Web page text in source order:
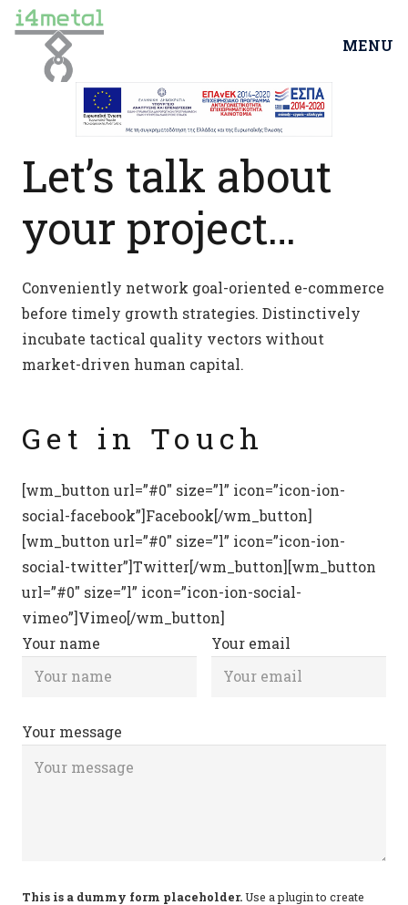
MENU
Let’s talk about
your project…
Conveniently network goal-oriented e-commerce
before timely growth strategies. Distinctively
incubate tactical quality vectors without
market-driven human capital.
Get in Touch
[wm_button url=”#0″ size=”l” icon=”icon-ion-
social-facebook”]Facebook[/wm_button]
[wm_button url=”#0″ size=”l” icon=”icon-ion-
social-twitter”]Twitter[/wm_button][wm_button
url=”#0″ size=”l” icon=”icon-ion-social-
vimeo”]Vimeo[/wm_button]
Your name
Your email
Your message
This is a dummy form placeholder.Use a plugin to create